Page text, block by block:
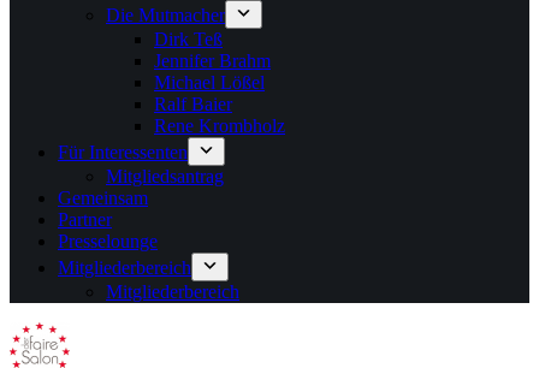
Die Mutmacher
Dirk Teß
Jennifer Brahm
Michael Lößel
Ralf Baier
Rene Krombholz
Für Interessenten
Mitgliedsantrag
Gemeinsam
Partner
Presselounge
Mitgliederbereich
Mitgliederbereich